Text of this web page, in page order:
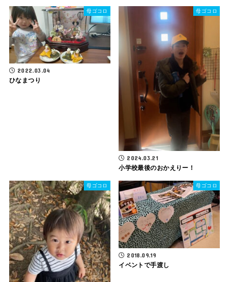
母ゴコロ
2022.03.04
ひなまつり
母ゴコロ
2024.03.21
小学校最後のおかえりー！
母ゴコロ 母ゴコロ
2018.09.19
イベントで手渡し